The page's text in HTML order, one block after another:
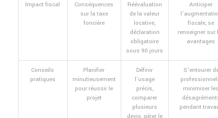
Impact fiscal
Conséquences
sur la taxe
foncière
Réévaluation
de la valeur
locative,
déclaration
obligatoire
sous 90 jours
Anticiper
fiscale, se
renseigner sur
avantages
Conseils
pratiques
Planifier
minutieusement
pour réussir le
projet
Définir
l’usage
précis,
comparer
plusieurs
S’entourer
minimiser
pendant